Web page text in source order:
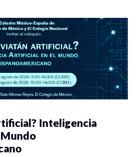
Inteligencia